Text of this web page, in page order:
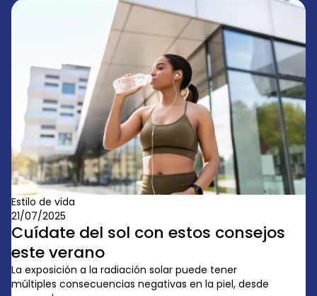
Estilo de vida
21/07/2025
Cuídate del sol con estos consejos
este verano
La exposición a la radiación solar puede tener
múltiples consecuencias negativas en la piel, desde